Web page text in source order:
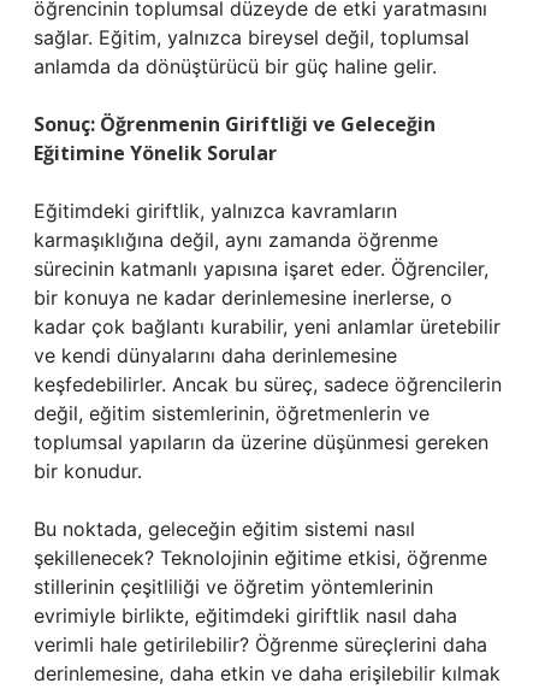
öğrencinin toplumsal düzeyde de etki yaratmasını
sağlar. Eğitim, yalnızca bireysel değil, toplumsal
anlamda da dönüştürücü bir güç haline gelir.
Sonuç: Öğrenmenin Giriftliği ve Geleceğin
Eğitimine Yönelik Sorular
Eğitimdeki giriftlik, yalnızca kavramların
karmaşıklığına değil, aynı zamanda öğrenme
sürecinin katmanlı yapısına işaret eder. Öğrenciler,
bir konuya ne kadar derinlemesine inerlerse, o
kadar çok bağlantı kurabilir, yeni anlamlar üretebilir
ve kendi dünyalarını daha derinlemesine
keşfedebilirler. Ancak bu süreç, sadece öğrencilerin
değil, eğitim sistemlerinin, öğretmenlerin ve
toplumsal yapıların da üzerine düşünmesi gereken
bir konudur.
Bu noktada, geleceğin eğitim sistemi nasıl
şekillenecek? Teknolojinin eğitime etkisi, öğrenme
stillerinin çeşitliliği ve öğretim yöntemlerinin
evrimiyle birlikte, eğitimdeki giriftlik nasıl daha
verimli hale getirilebilir? Öğrenme süreçlerini daha
derinlemesine, daha etkin ve daha erişilebilir kılmak